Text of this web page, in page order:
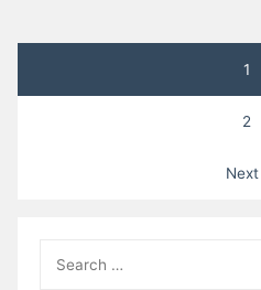
pagination
1
2
Next
for: